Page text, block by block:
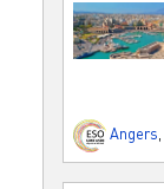
Angers,